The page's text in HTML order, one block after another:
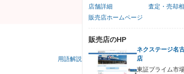
用語解説
店舗詳細
査定・売却
販売店ホームページ
販売店のHP
ネクステージ名
店
東証プライム市